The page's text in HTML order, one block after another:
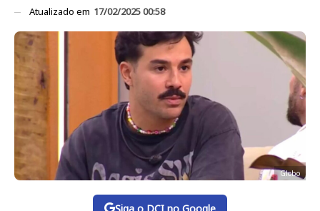
Atualizado em 17/02/2025 00:58
Globo